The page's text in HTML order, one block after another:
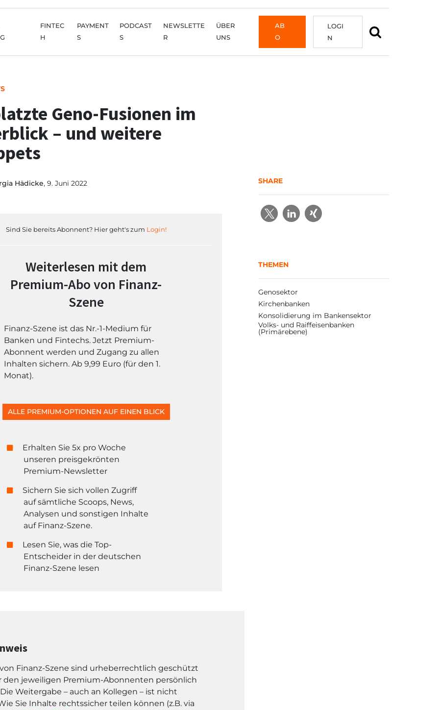
FINTEC
H
PAYMENT
S
PODCAST
S
NEWSLETTE
R
ÜBER
UNS
AB
O
LOGI
N
Geno-Fusionen im
– und weitere
Hädicke, 9. Juni 2022
Sind Sie bereits Abonnent? Hier geht's zum Login!
Weiterlesen mit dem
Premium-Abo von Finanz-
Szene
Finanz-Szene ist das Nr.-1-Medium für
Banken und Fintechs. Jetzt Premium-
Abonnent werden und Zugang zu allen
Inhalten sichern. Ab 9,99 Euro (für den 1.
Monat).
ALLE PREMIUM-OPTIONEN AUF EINEN BLICK
Erhalten Sie 5x pro Woche
unseren preisgekrönten
Premium-Newsletter
Sichern Sie sich vollen Zugriff
auf sämtliche Scoops, News,
Analysen und sonstigen Inhalte
auf Finanz-Szene.
Lesen Sie, was die Top-
Entscheider in der deutschen
Finanz-Szene lesen
Finanz-Szene sind urheberrechtlich geschützt
den jeweiligen Premium-Abonnenten persönlich
Weitergabe – auch an Kollegen – ist nicht
Sie Inhalte rechtssicher teilen können (z.B. via
SHARE
THEMEN
Genosektor
Kirchenbanken
Konsolidierung im Bankensektor
Volks- und Raiffeisenbanken
(Primärebene)